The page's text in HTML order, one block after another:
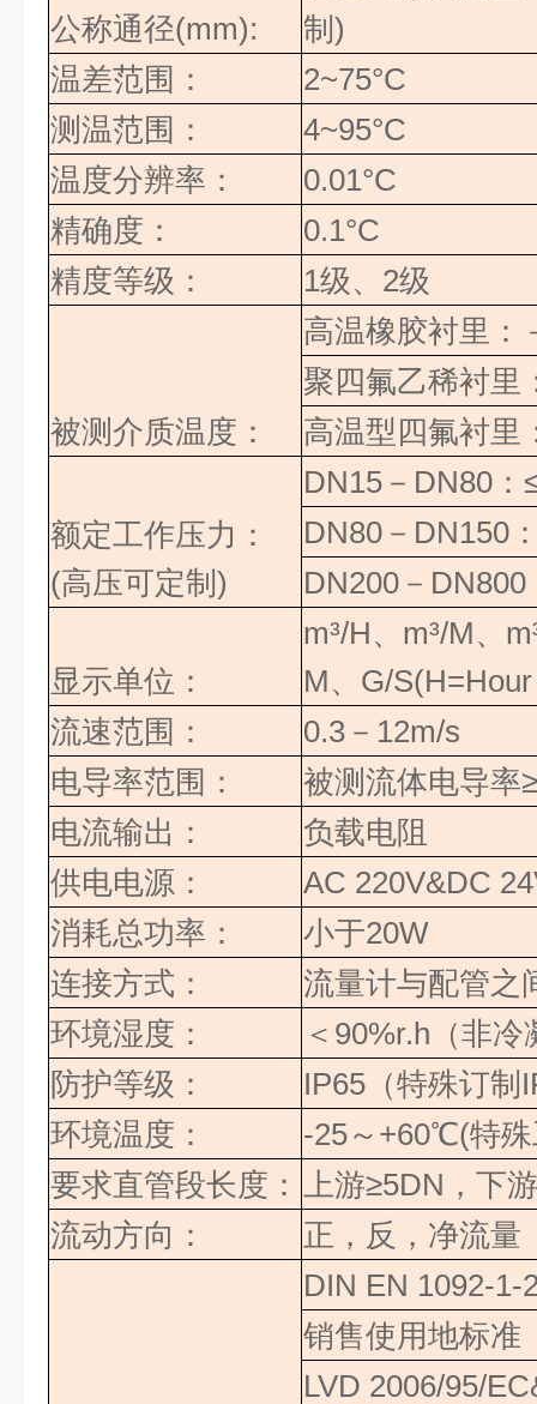
公称通径(mm):
制 )
温差范围：
2~75°C
测温范围：
4~95°C
温度分辨率：
0.01°C
精确度：
0.1°C
精度等级：
1级、 2级
被测介质温度：
高温橡胶衬里：
聚四氟乙稀衬里
高温型四氟衬里
额定工作压力：
(高压可定制)
DN15 － DN80 ：
DN80 － DN150
DN200 － DN800
显示单位：
m³/H、 m³/M、
M、 G/
流速范围：
0.3 － 12m/s
电导率范围：
被测流体电导率≥
电流输出：
负载电阻
供电电源：
AC 220V&DC
消耗总功率：
小于20W
连接方式：
流量计与配管之
环境湿度：
＜ 90%r.h （非冷
防护等级：
IP65 （特殊订制
环境温度：
-25～ +60℃(特殊
要求直管段长度： 上游≥5DN ，下游
流动方向：
正，反，净流量
DIN EN 1092-1-
销售使用地标准
LVD 2006/95/